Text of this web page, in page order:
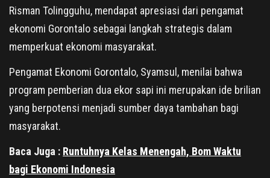
Risman Tolingguhu, mendapat apresiasi dari pengamat
ekonomi Gorontalo sebagai langkah strategis dalam
memperkuat ekonomi masyarakat.
Pengamat Ekonomi Gorontalo, Syamsul, menilai bahwa
program pemberian dua ekor sapi ini merupakan ide brilian
yang berpotensi menjadi sumber daya tambahan bagi
masyarakat.
Baca Juga : Runtuhnya Kelas Menengah, Bom Waktu
bagi Ekonomi Indonesia